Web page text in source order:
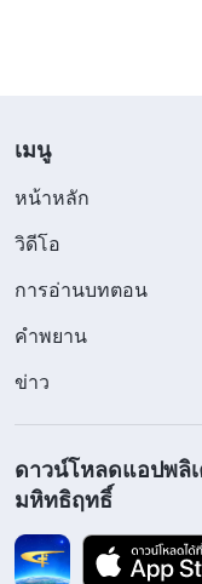
เมนู
หน้าหลัก
วิดีโอ
การอ่านบทตอน
คำพยาน
ข่าว
ดาวน์โหลดแอปพลิ
มหิทธิฤทธิ์